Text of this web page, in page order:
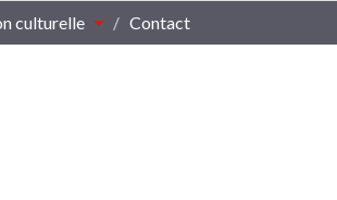
culturelle Contact